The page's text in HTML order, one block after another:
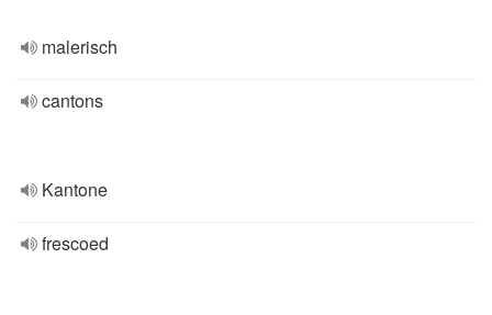
malerisch
cantons
Kantone
frescoed